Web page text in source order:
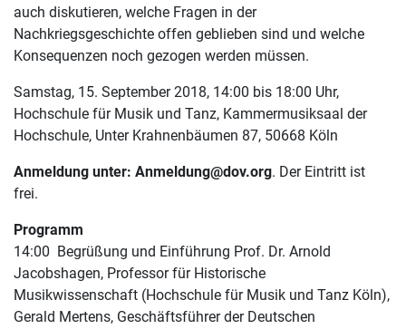
auch diskutieren, welche Fragen in der
Nachkriegsgeschichte offen geblieben sind und welche
Konsequenzen noch gezogen werden müssen.
Samstag, 15. September 2018, 14:00 bis 18:00 Uhr,
Hochschule für Musik und Tanz, Kammermusiksaal der
Hochschule, Unter Krahnenbäumen 87, 50668 Köln
Anmeldung unter: Anmeldung@dov.org. Der Eintritt ist
frei.
Programm
14:00 Begrüßung und Einführung Prof. Dr. Arnold
Jacobshagen, Professor für Historische
Musikwissenschaft (Hochschule für Musik und Tanz Köln),
Gerald Mertens, Geschäftsführer der Deutschen